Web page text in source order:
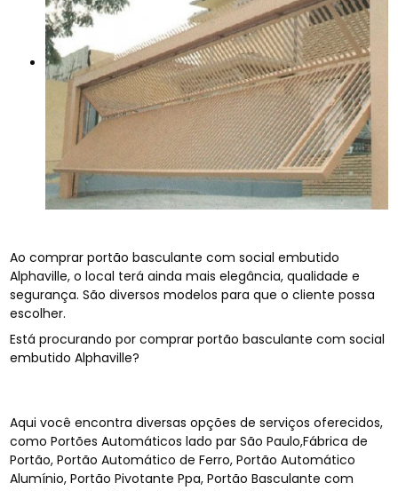
Ao comprar portão basculante com social embutido
Alphaville, o local terá ainda mais elegância, qualidade e
segurança. São diversos modelos para que o cliente possa
escolher.
Está procurando por comprar portão basculante com social
embutido Alphaville?
Aqui você encontra diversas opções de serviços oferecidos,
como Portões Automáticos lado par São Paulo,Fábrica de
Portão, Portão Automático de Ferro, Portão Automático
Alumínio, Portão Pivotante Ppa, Portão Basculante com